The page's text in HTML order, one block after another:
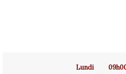
Lundi 09h00